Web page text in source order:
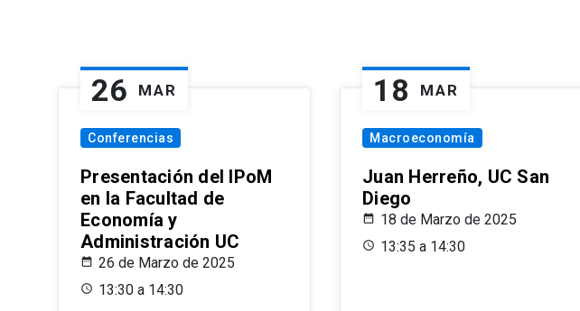
26 MAR
Conferencias
Presentación del IPoM
en la Facultad de
Economía y
Administración UC
26 de Marzo de 2025
13:30 a 14:30
18 MAR
Macroeconomía
Juan Herreño, UC San
Diego
18 de Marzo de 2025
13:35 a 14:30